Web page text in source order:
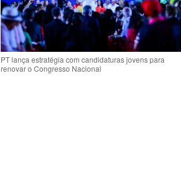
PT lança estratégia com candidaturas jovens para
renovar o Congresso Nacional